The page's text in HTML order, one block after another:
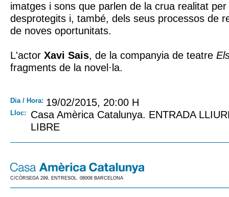
imatges i sons que parlen de la crua realitat
desprotegits i, també, dels seus processos de
de noves oportunitats.
L'actor Xavi Sais, de la companyia de teatre
fragments de la novel·la.
Dia / Hora: 19/02/2015, 20:00 H
Lloc:
Casa Amèrica Catalunya. ENTRADA
LIBRE
C/CÒRSEGA 299, ENTRESOL. 08008 BARCELONA